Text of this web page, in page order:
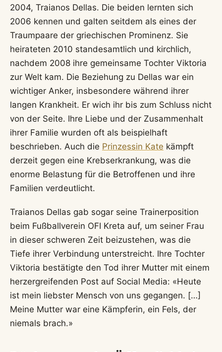
2004, Traianos Dellas. Die beiden lernten sich
2006 kennen und galten seitdem als eines der
Traumpaare der griechischen Prominenz. Sie
heirateten 2010 standesamtlich und kirchlich,
nachdem 2008 ihre gemeinsame Tochter Viktoria
zur Welt kam. Die Beziehung zu Dellas war ein
wichtiger Anker, insbesondere während ihrer
langen Krankheit. Er wich ihr bis zum Schluss nicht
von der Seite. Ihre Liebe und der Zusammenhalt
ihrer Familie wurden oft als beispielhaft
beschrieben. Auch die Prinzessin Kate kämpft
derzeit gegen eine Krebserkrankung, was die
enorme Belastung für die Betroffenen und ihre
Familien verdeutlicht.
Traianos Dellas gab sogar seine Trainerposition
beim Fußballverein OFI Kreta auf, um seiner Frau
in dieser schweren Zeit beizustehen, was die
Tiefe ihrer Verbindung unterstreicht. Ihre Tochter
Viktoria bestätigte den Tod ihrer Mutter mit einem
herzergreifenden Post auf Social Media: «Heute
ist mein liebster Mensch von uns gegangen. […]
Meine Mutter war eine Kämpferin, ein Fels, der
niemals brach.»